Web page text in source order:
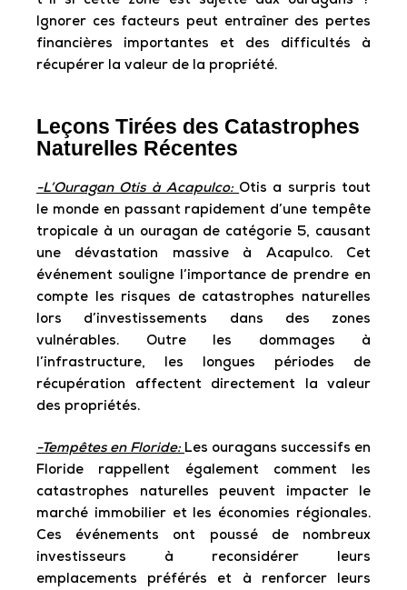
Ignorer ces facteurs peut entraîner des pertes
financières importantes et des difficultés à
récupérer la valeur de la propriété.
Leçons Tirées des Catastrophes
Naturelles Récentes
-L’Ouragan Otis à Acapulco:Otis a surpris tout
le monde en passant rapidement d’une tempête
tropicale à un ouragan de catégorie 5, causant
une dévastation massive à Acapulco. Cet
événement souligne l’importance de prendre en
compte les risques de catastrophes naturelles
lors d’investissements dans des zones
vulnérables. Outre les dommages à
l’infrastructure, les longues périodes de
récupération affectent directement la valeur
des propriétés.
-Tempêtes en Floride:Les ouragans successifs en
Floride rappellent également comment les
catastrophes naturelles peuvent impacter le
marché immobilier et les économies régionales.
Ces événements ont poussé de nombreux
investisseurs à reconsidérer leurs
emplacements préférés et à renforcer leurs